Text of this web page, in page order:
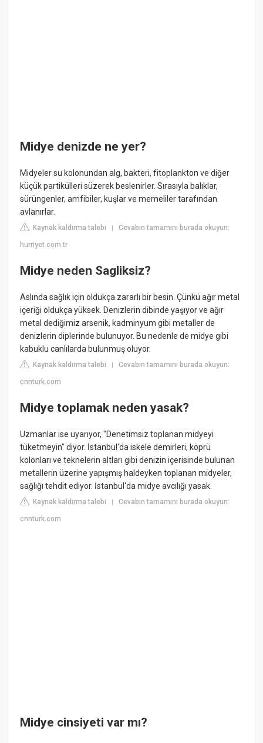
Midye denizde ne yer?
Midyeler su kolonundan alg, bakteri, fitoplankton ve diğer
küçük partikülleri süzerek beslenirler. Sırasıyla balıklar,
sürüngenler, amfibiler, kuşlar ve memeliler tarafından
avlanırlar.
Kaynak kaldırma talebi |Cevabın tamamını burada okuyun:
hurriyet.com.tr
Midye neden Sagliksiz?
Aslında sağlık için oldukça zararlı bir besin. Çünkü ağır metal
içeriği oldukça yüksek. Denizlerin dibinde yaşıyor ve ağır
metal dediğimiz arsenik, kadminyum gibi metaller de
denizlerin diplerinde bulunuyor. Bu nedenle de midye gibi
kabuklu canlılarda bulunmuş oluyor.
Kaynak kaldırma talebi |Cevabın tamamını burada okuyun:
cnnturk.com
Midye toplamak neden yasak?
Uzmanlar ise uyarıyor, "Denetimsiz toplanan midyeyi
tüketmeyin" diyor. İstanbul'da iskele demirleri, köprü
kolonları ve teknelerin altları gibi denizin içerisinde bulunan
metallerin üzerine yapışmış haldeyken toplanan midyeler,
sağlığı tehdit ediyor. İstanbul'da midye avcılığı yasak.
Kaynak kaldırma talebi |Cevabın tamamını burada okuyun:
cnnturk.com
Midye cinsiyeti var mı?